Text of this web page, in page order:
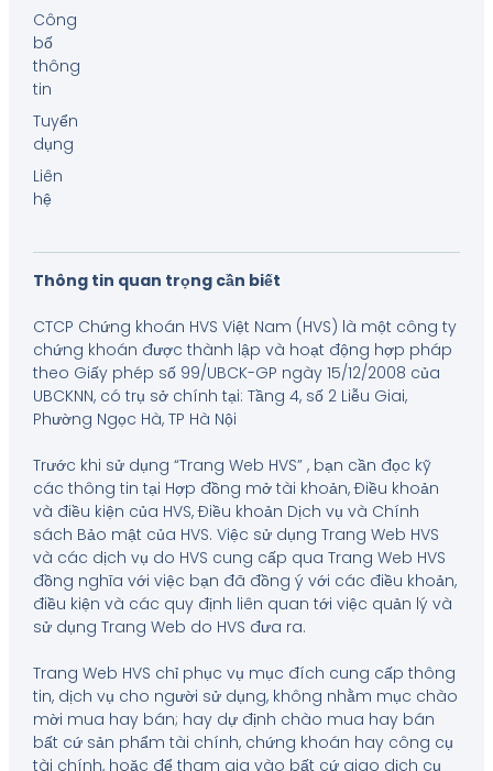
Công
bố
thông
tin
Tuyển
dụng
Liên
hệ
Thông tin quan trọng cần biết
CTCP Chứng khoán HVS Việt Nam (HVS) là một công ty
chứng khoán được thành lập và hoạt động hợp pháp
theo Giấy phép số 99/UBCK-GP ngày 15/12/2008 của
UBCKNN, có trụ sở chính tại: Tầng 4, số 2 Liễu Giai,
Phường Ngọc Hà, TP Hà Nội
Trước khi sử dụng “Trang Web HVS” , bạn cần đọc kỹ
các thông tin tại Hợp đồng mở tài khoản, Điều khoản
và điều kiện của HVS, Điều khoản Dịch vụ và Chính
sách Bảo mật của HVS. Việc sử dụng Trang Web HVS
và các dịch vụ do HVS cung cấp qua Trang Web HVS
đồng nghĩa với việc bạn đã đồng ý với các điều khoản,
điều kiện và các quy định liên quan tới việc quản lý và
sử dụng Trang Web do HVS đưa ra.
Trang Web HVS chỉ phục vụ mục đích cung cấp thông
tin, dịch vụ cho người sử dụng, không nhằm mục chào
mời mua hay bán; hay dự định chào mua hay bán
bất cứ sản phẩm tài chính, chứng khoán hay công cụ
tài chính, hoặc để tham gia vào bất cứ giao dịch cụ